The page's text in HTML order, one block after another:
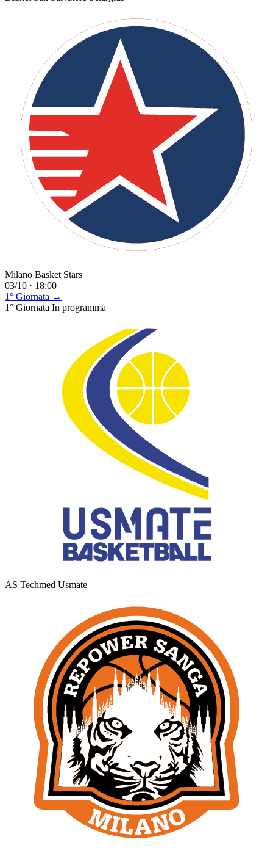
Milano Basket Stars
03/10 · 18:00
1° Giornata →
1° Giornata In programma
AS Techmed Usmate